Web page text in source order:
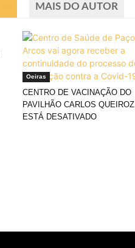
MAIS DO AUTOR
Oeiras
CENTRO DE VACINAÇÃO DO
PAVILHÃO CARLOS
ESTÁ DESATIVADO